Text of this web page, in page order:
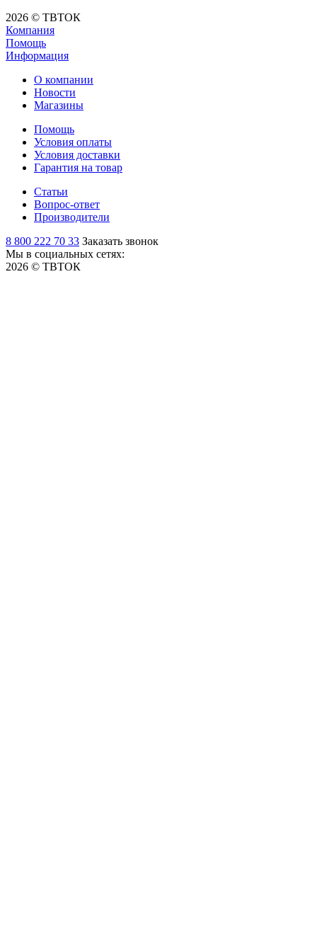
2026 © ТВТОК
Компания
Помощь
Информация
О компании
Новости
Магазины
Помощь
Условия оплаты
Условия доставки
Гарантия на товар
Статьи
Вопрос-ответ
Производители
8 800 222 70 33 Заказать звонок
Мы в социальных сетях:
2026 © ТВТОК